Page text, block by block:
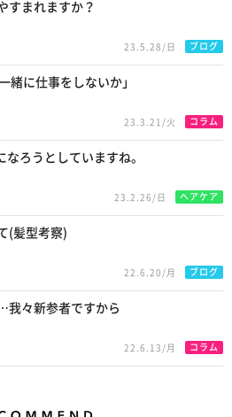
すまれますか？
23.5.28/日 ブログ
緒に仕事をしないか」
23.3.21/火 コラム
なろうとしていますね。
23.2.26/日 ヘアケア
(髪型考察)
22.6.20/月 ブログ
々新参者ですから
22.6.13/月 コラム